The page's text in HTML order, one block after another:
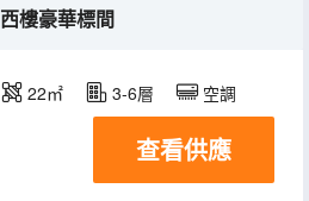
西樓豪華標間
22㎡ 3-6層 空調
查看供應